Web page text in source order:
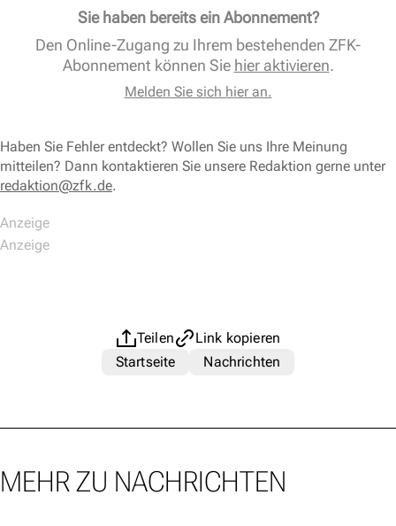
Sie haben bereits ein Abonnement?
Den Online-Zugang zu Ihrem bestehenden ZFK-
Abonnement können Sie hier aktivieren.
Melden Sie sich hier an.
Haben Sie Fehler entdeckt? Wollen Sie uns Ihre Meinung
mitteilen? Dann kontaktieren Sie unsere Redaktion gerne unter
redaktion@zfk.de.
Teilen
Link kopieren
Startseite
Nachrichten
MEHR ZU NACHRICHTEN